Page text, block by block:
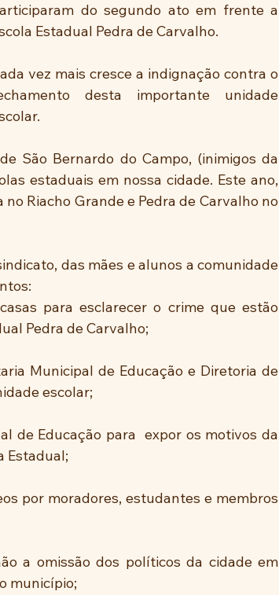
do segundo ato em frente a
Estadual Pedra de Carvalho.
vez mais cresce a indignação contra o
desta importante unidade
São Bernardo do Campo, (inimigos da
estaduais em nossa cidade. Este ano,
Riacho Grande e Pedra de Carvalho no
das mães e alunos a comunidade
para esclarecer o crime que estão
Pedra de Carvalho;
Municipal de Educação e Diretoria de
escolar;
de Educação para  expor os motivos da
Estadual;
por moradores, estudantes e membros
a omissão dos políticos da cidade em
município;